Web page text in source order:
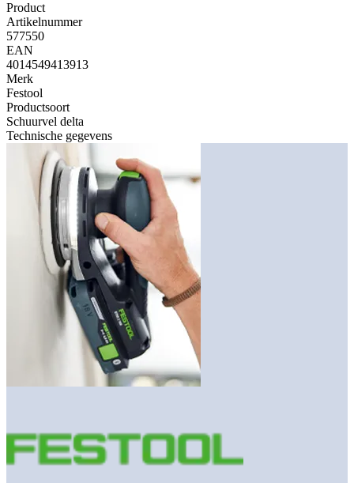
Product
Artikelnummer
577550
EAN
4014549413913
Merk
Festool
Productsoort
Schuurvel delta
Technische gegevens